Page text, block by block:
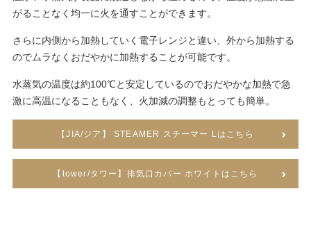
がることなく均一に火を通すことができます。
さらに内側から加熱していく電子レンジと違い、外から加熱する
のでムラなくおだやかに加熱することが可能です。
水蒸気の温度は約100℃と安定しているのでおだやかな加熱で急
激に高温になることもなく、火加減の調整もとっても簡単。
【JIA/ジア】 STEAMER スチーマー Lはこちら
【tower/タワー】排気口カバー ホワイトはこちら